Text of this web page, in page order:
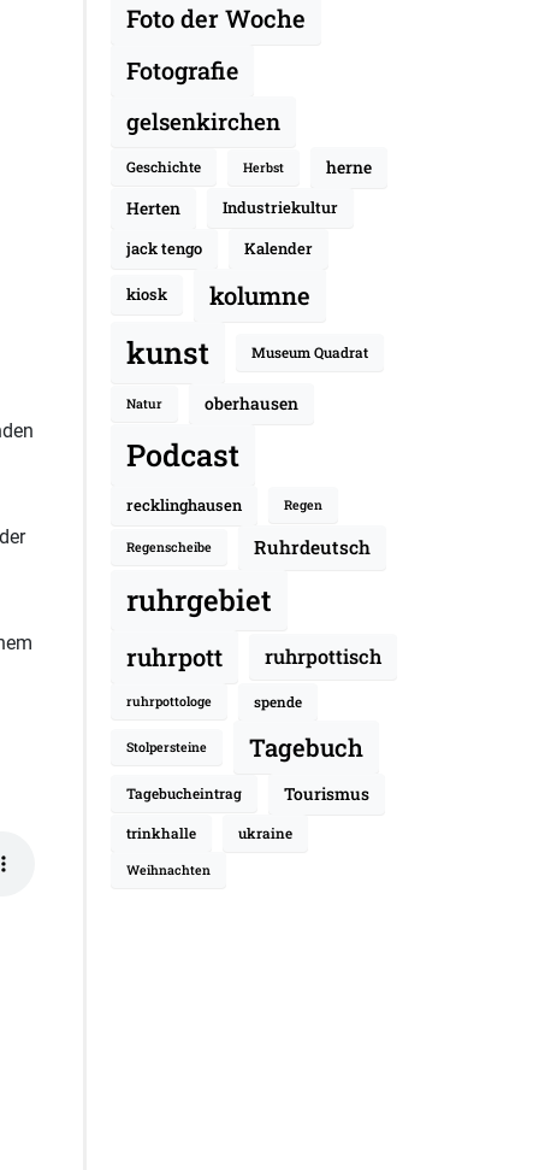
Foto der Woche
Fotografie
gelsenkirchen
Geschichte Herbst
herne
Herten
Industriekultur
jack tengo
Kalender
kiosk kolumne
kunst Museum Quadrat
Natur oberhausen
Podcast
recklinghausen Regen
Regenscheibe Ruhrdeutsch
ruhrgebiet
ruhrpott ruhrpottisch
ruhrpottologe spende
Stolpersteine Tagebuch
Tagebucheintrag Tourismus
trinkhalle ukraine
Weihnachten